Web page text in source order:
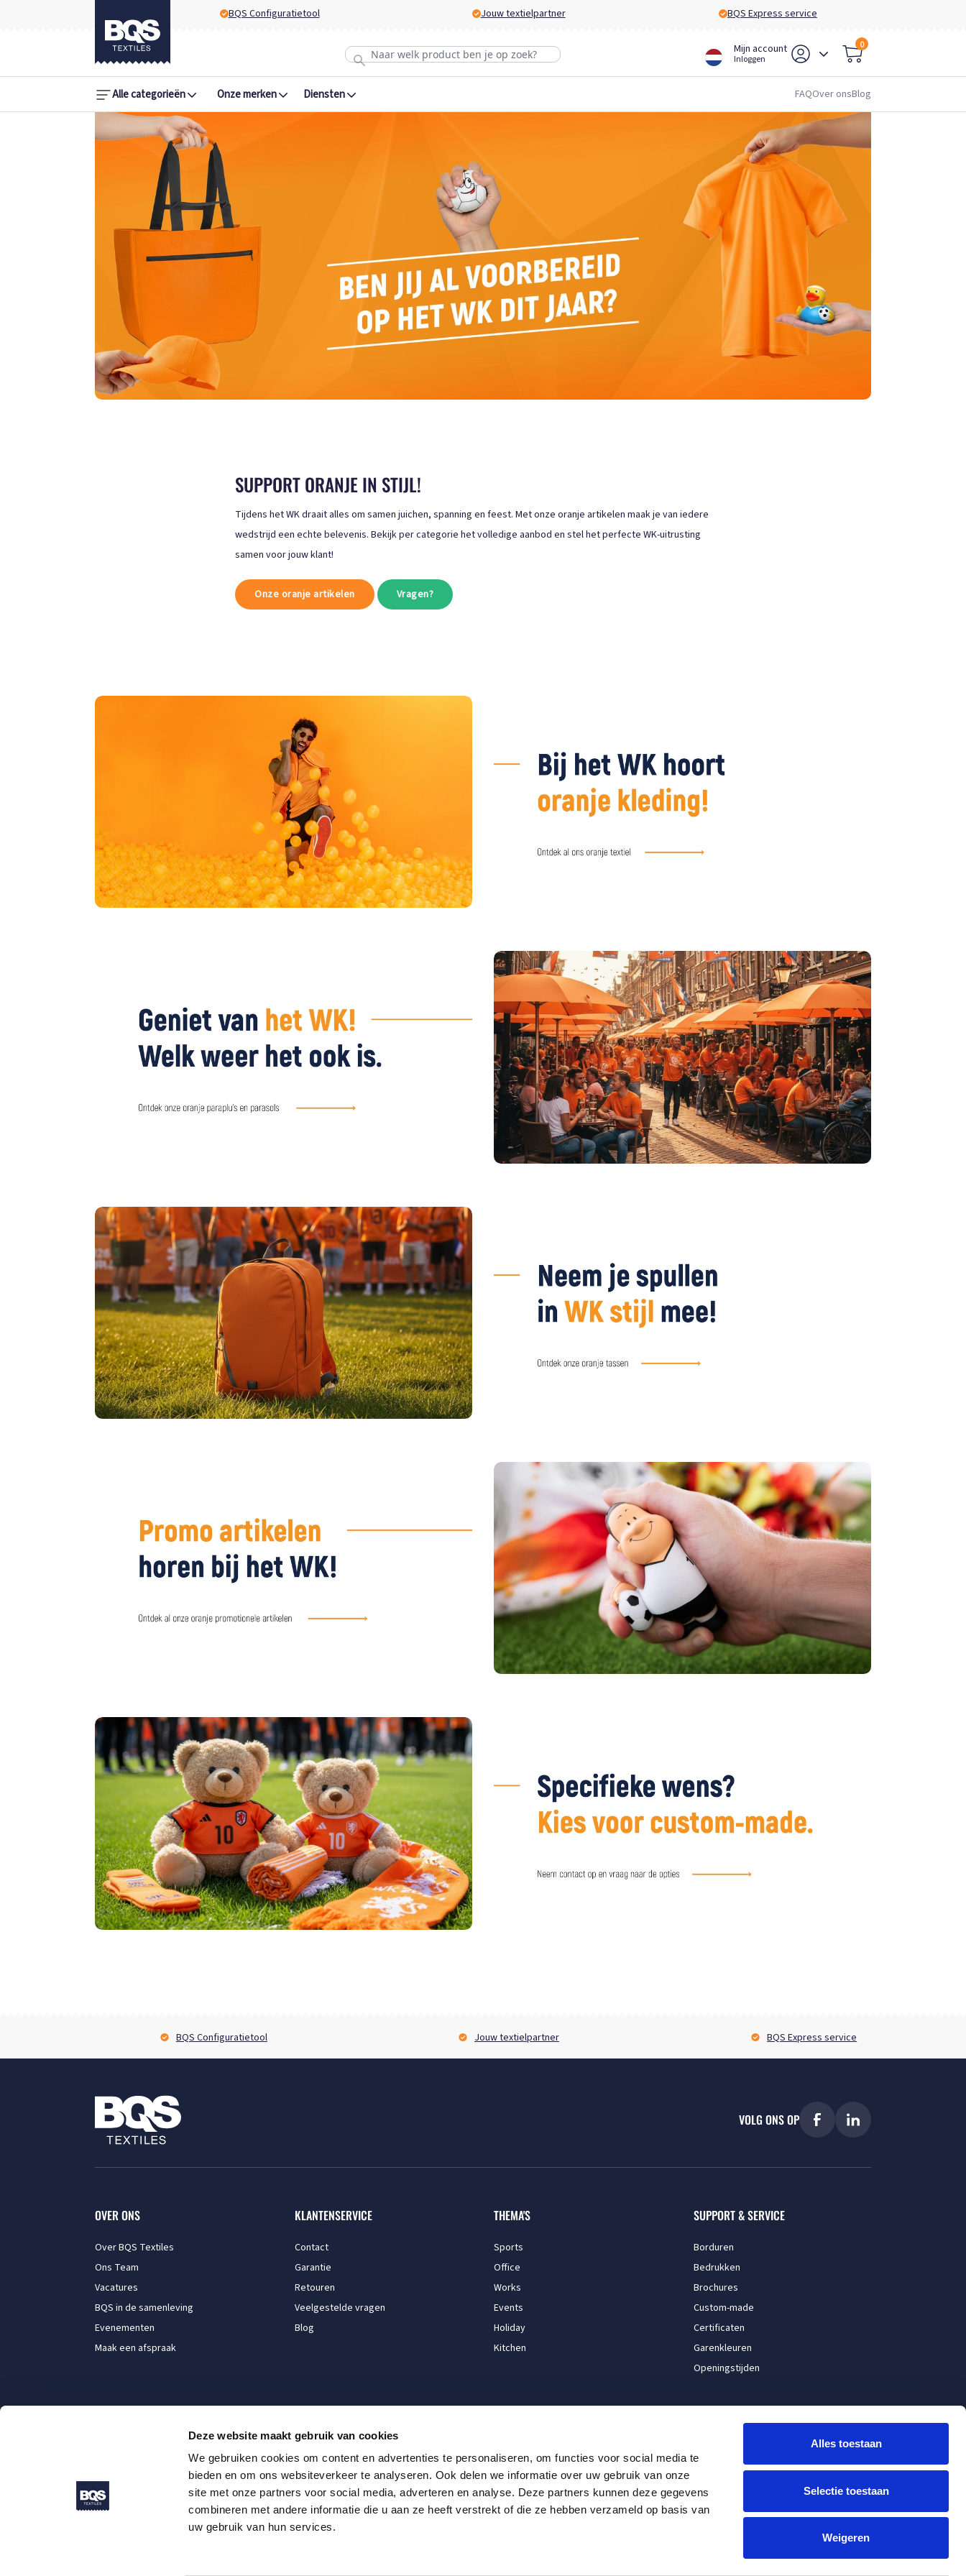
Deze website maakt gebruik van cookies
We gebruiken cookies om content en advertenties te personaliseren, om functies voor social media te
bieden en om ons websiteverkeer te analyseren. Ook delen we informatie over uw gebruik van onze
site met onze partners voor social media, adverteren en analyse. Deze partners kunnen deze gegevens
combineren met andere informatie die u aan ze heeft verstrekt of die ze hebben verzameld op basis van
uw gebruik van hun services.
Alles toestaan
Selectie toestaan
Weigeren
BQS Configuratietool Jouw textielpartner BQS Express service
Mijn account
Inloggen
0
Alle categorieën Onze merken Diensten FAQOver onsBlog
SUPPORT ORANJE IN STIJL!
Tijdens het WK draait alles om samen juichen, spanning en feest. Met onze oranje artikelen maak je van iedere
wedstrijd een echte belevenis. Bekijk per categorie het volledige aanbod en stel het perfecte WK-uitrusting
samen voor jouw klant!
Onze oranje artikelen Vragen?
BQS Configuratietool Jouw textielpartner BQS Express service
VOLG ONS OP
OVER ONS
Over BQS Textiles
Ons Team
Vacatures
BQS in de samenleving
Evenementen
Maak een afspraak
KLANTENSERVICE
Contact
Garantie
Retouren
Veelgestelde vragen
Blog
THEMA'S
Sports
Office
Works
Events
Holiday
Kitchen
SUPPORT & SERVICE
Borduren
Bedrukken
Brochures
Custom-made
Certificaten
Garenkleuren
Openingstijden